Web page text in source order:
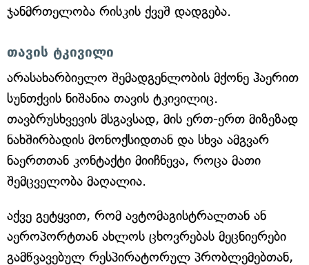
ჯანმრთელობა რისკის ქვეშ დადგება.
თავის ტკივილი
არასახარბიელო შემადგენლობის მქონე ჰაერით
სუნთქვის ნიშანია თავის ტკივილიც.
თავბრუსხვევის მსგავსად, მის ერთ-ერთ მიზეზად
ნახშირბადის მონოქსიდთან და სხვა ამგვარ
ნაერთთან კონტაქტი მიიჩნევა, როცა მათი
შემცველობა მაღალია.
აქვე გეტყვით, რომ ავტომაგისტრალთან ან
აეროპორტთან ახლოს ცხოვრებას მეცნიერები
გამწვავებულ რესპირატორულ პრობლემებთან,